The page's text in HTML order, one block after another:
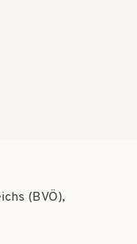
(BVÖ),